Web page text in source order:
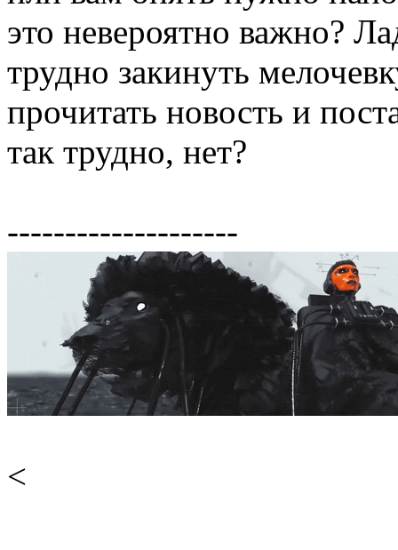
это невероятно важно?
трудно закинуть
прочитать новость и
так трудно, нет?
--------------------
<